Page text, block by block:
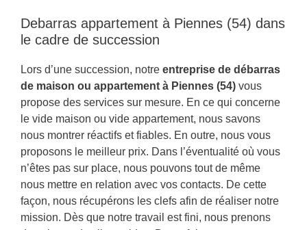
Debarras appartement à Piennes (54) dans
le cadre de succession
Lors d’une succession, notre entreprise de débarras
de maison ou appartement à Piennes (54) vous
propose des services sur mesure. En ce qui concerne
le vide maison ou vide appartement, nous savons
nous montrer réactifs et fiables. En outre, nous vous
proposons le meilleur prix. Dans l’éventualité où vous
n’êtes pas sur place, nous pouvons tout de même
nous mettre en relation avec vos contacts. De cette
façon, nous récupérons les clefs afin de réaliser notre
mission. Dès que notre travail est fini, nous prenons